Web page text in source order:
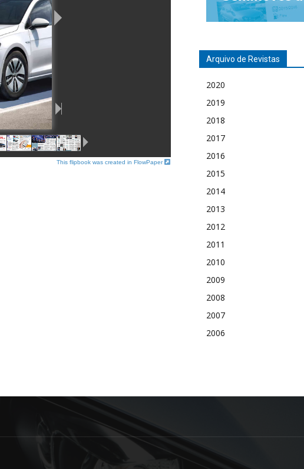
This flipbook was created in FlowPaper
Arquivo de Revistas
2020
2019
2018
2017
2016
2015
2014
2013
2012
2011
2010
2009
2008
2007
2006